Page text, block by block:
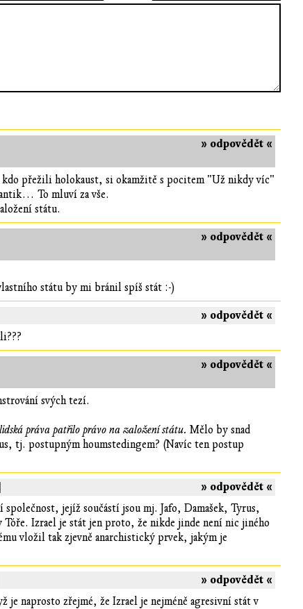
» odpovědět «
přežili holokaust, si okamžitě s pocitem "Už nikdy víc"
To mluví za vše.
státu.
» odpovědět «
státu by mi bránil spíš stát :-)
» odpovědět «
» odpovědět «
svých tezí.
práva patřilo právo na založení státu. Mělo by snad
tj. postupným houmstedingem? (Navíc ten postup
» odpovědět «
jejíž součástí jsou mj. Jafo, Damašek, Tyrus,
Tóře. Izrael je stát jen proto, že nikde jinde není nic jiného
vložil tak zjevně anarchistický prvek, jakým je
» odpovědět «
naprosto zřejmé, že Izrael je nejméně agresivní stát v